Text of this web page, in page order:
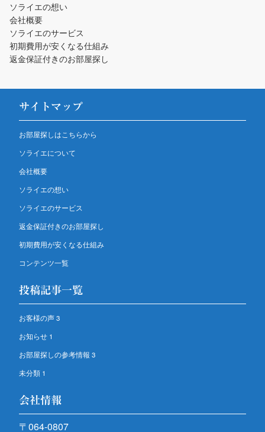
ソライエの想い
会社概要
ソライエのサービス
初期費用が安くなる仕組み
返金保証付きのお部屋探し
サイトマップ
お部屋探しはこちらから
ソライエについて
会社概要
ソライエの想い
ソライエのサービス
返金保証付きのお部屋探し
初期費用が安くなる仕組み
コンテンツ一覧
投稿記事一覧
お客様の声3
お知らせ 1
お部屋探しの参考情報 3
未分類 1
会社情報
〒064-0807